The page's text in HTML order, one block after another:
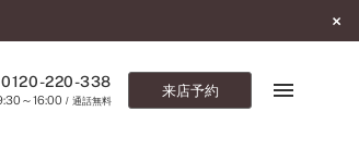
0120-220-338
9:30～16:00/ 通話無料
来店予約